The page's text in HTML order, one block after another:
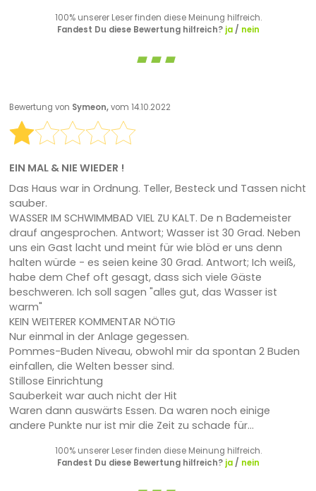
100% unserer Leser finden diese Meinung hilfreich.
Fandest Du diese Bewertung hilfreich? ja/ nein
Bewertung von Symeon,vom 14.10.2022
EIN MAL & NIE WIEDER !
Das Haus war in Ordnung. Teller, Besteck und Tassen nicht
sauber.
WASSER IM SCHWIMMBAD VIEL ZU KALT. De n Bademeister
drauf angesprochen. Antwort; Wasser ist 30 Grad. Neben
uns ein Gast lacht und meint für wie blöd er uns denn
halten würde - es seien keine 30 Grad. Antwort; Ich weiß,
habe dem Chef oft gesagt, dass sich viele Gäste
beschweren. Ich soll sagen "alles gut, das Wasser ist
warm"
KEIN WEITERER KOMMENTAR NÖTIG
Nur einmal in der Anlage gegessen.
Pommes-Buden Niveau, obwohl mir da spontan 2 Buden
einfallen, die Welten besser sind.
Stillose Einrichtung
Sauberkeit war auch nicht der Hit
Waren dann auswärts Essen. Da waren noch einige
andere Punkte nur ist mir die Zeit zu schade für...
100% unserer Leser finden diese Meinung hilfreich.
Fandest Du diese Bewertung hilfreich? ja/ nein